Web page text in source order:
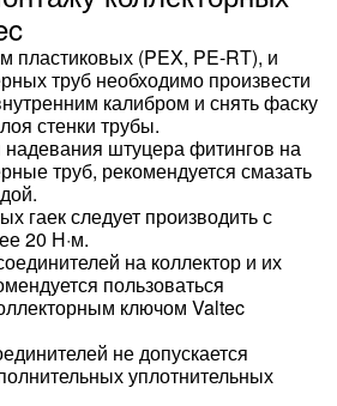
пластиковых (PEX, PE-RT), и
труб необходимо произвести
калибром и снять фаску
стенки трубы.
надевания штуцера фитингов на
труб, рекомендуется смазать
гаек следует производить с
20 Н·м.
на коллектор и их
пользоваться
ключом Valtec
не допускается
уплотнительных